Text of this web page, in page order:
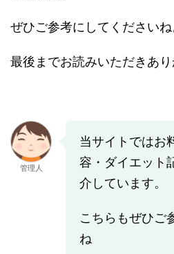
ぜひご参考にしてくださいね
最後までお読みいただきあり
管理人
当サイトではお
容・ダイエット
介しています。
こちらもぜひご
ね